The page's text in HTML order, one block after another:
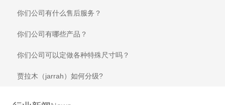
你们公司有什么售后服务？
你们公司有哪些产品？
你们公司可以定做各种特殊尺寸吗？
贾拉木（jarrah）如何分级?